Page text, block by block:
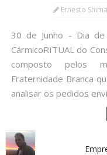
Ernesto
30 de Junho - Dia de
CármicoRITUAL do
composto pelos
Fraternidade Branca
analisar os pedidos